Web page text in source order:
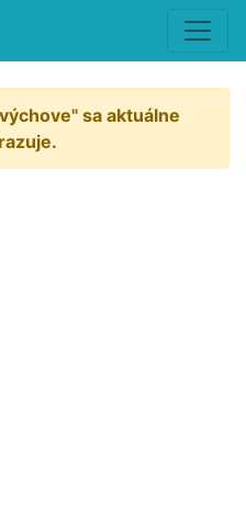
sa aktuálne